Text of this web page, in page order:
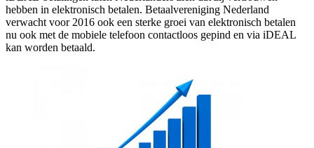
hebben in elektronisch betalen. Betaalvereniging Nederland
verwacht voor 2016 ook een sterke groei van elektronisch betalen
nu ook met de mobiele telefoon contactloos gepind en via iDEAL
kan worden betaald.